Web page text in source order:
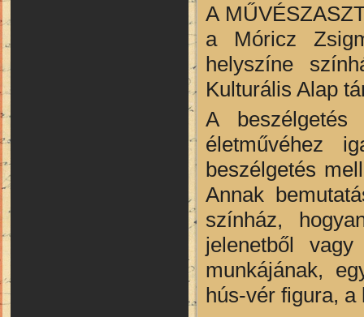
A
a Móricz
helyszíne
Kulturális Alap
A
életművéhez
beszélgetés
Annak
színház,
jelenetből
munkájának,
hús-vér figura, a